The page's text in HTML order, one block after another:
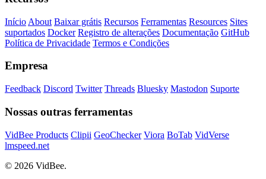
Início About Baixar grátis Recursos Ferramentas Resources Sites
suportados Docker Registro de alterações Documentação GitHub
Política de Privacidade Termos e Condições
Empresa
Feedback Discord Twitter Threads Bluesky Mastodon Suporte
Nossas outras ferramentas
VidBee Products Clipii GeoChecker Viora BoTab VidVerse
lmspeed.net
© 2026 VidBee.